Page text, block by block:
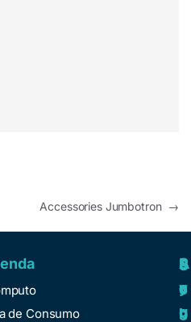
Accessories Jumbotron →
de Consumo
A
y
u
S
o
b
R
e
g
S
e
r